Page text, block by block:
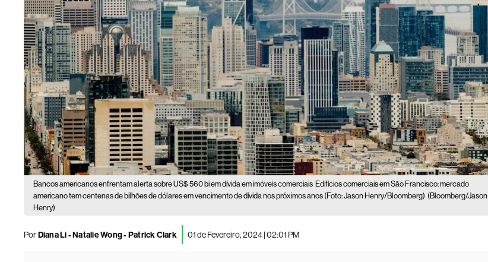
Bancos americanos enfrentam alerta sobre US$ 560 bi em dívida em imóveis comerciais Edifícios comerciais em São Francisco: mercado
americano tem centenas de bilhões de dólares em vencimento de dívida nos próximos anos (Foto: Jason Henry/Bloomberg) (Bloomberg/Jason
Henry)
PorDiana Li - Natalie Wong - Patrick Clark 01 de Fevereiro, 2024 | 02:01 PM